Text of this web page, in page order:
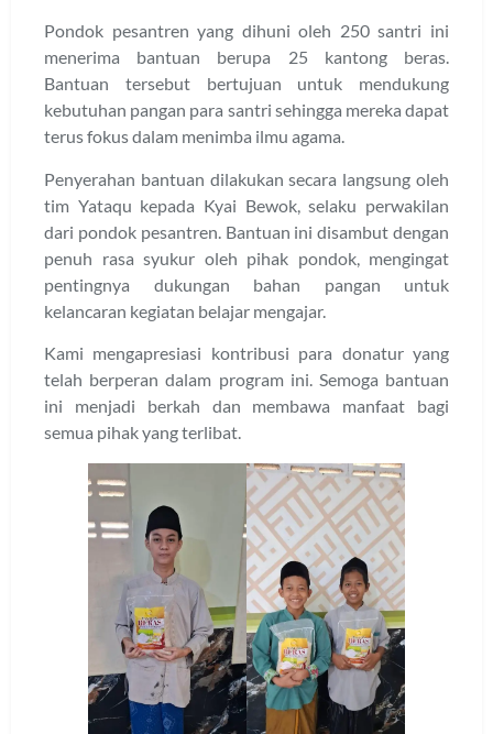
Pondok pesantren yang dihuni oleh 250 santri ini
menerima bantuan berupa 25 kantong beras.
Bantuan tersebut bertujuan untuk mendukung
kebutuhan pangan para santri sehingga mereka dapat
terus fokus dalam menimba ilmu agama.
Penyerahan bantuan dilakukan secara langsung oleh
tim Yataqu kepada Kyai Bewok, selaku perwakilan
dari pondok pesantren. Bantuan ini disambut dengan
penuh rasa syukur oleh pihak pondok, mengingat
pentingnya dukungan bahan pangan untuk
kelancaran kegiatan belajar mengajar.
Kami mengapresiasi kontribusi para donatur yang
telah berperan dalam program ini. Semoga bantuan
ini menjadi berkah dan membawa manfaat bagi
semua pihak yang terlibat.